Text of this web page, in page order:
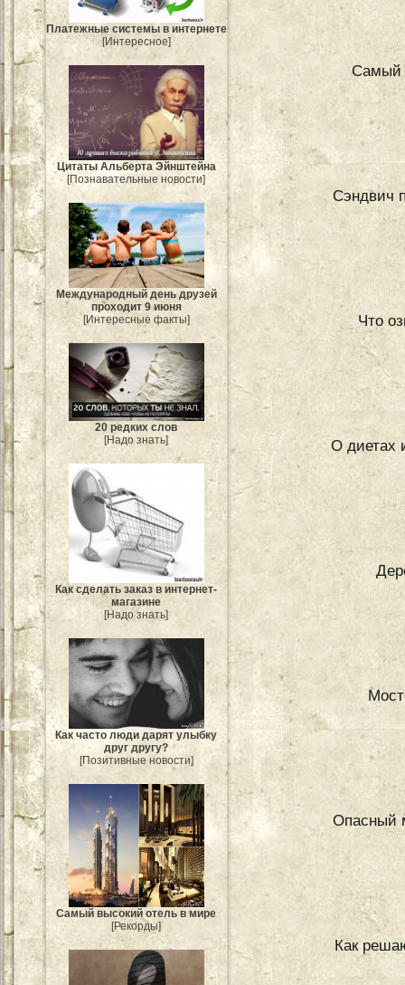
Платежные системы в интернете
[Интересное]
Цитаты Альберта Эйнштейна
[Познавательные новости]
Международный день друзей
проходит 9 июня
[Интересные факты]
20 редких слов
[Надо знать]
Как сделать заказ в интернет-
магазине
[Надо знать]
Как часто люди дарят улыбку
друг другу?
[Позитивные новости]
Самый высокий отель в мире
[Рекорды]
Самый
Сэндвич
Что
О диетах
Опасный
Как